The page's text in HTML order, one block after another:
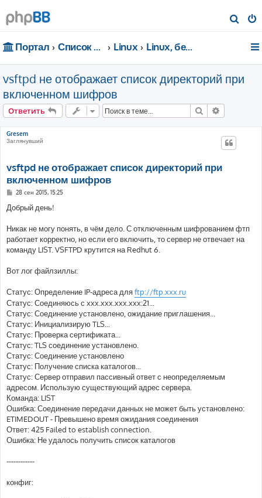
о
к
Портал Список форумов Linux Linux, безопасность, сети
vsftpd не отображает список директорий при
включенном шифров
Ответить Поиск
Gresem
Заглянувший
vsftpd не отображает список директорий при
включенном шифров
С
о
б
е
н
и
е
28 сен 2015, 15:25
Добрый день!
Никак не могу понять, в чём дело. С отключенным шифрованием фтп
работает корректно, но если его включить, то сервер не отвечает на
команду LIST. VSFTPD крутится на Redhut 6.
Вот лог файлзиллы:
Статус: Определение IP-адреса дляftp://ftp.xxx.ru
Статус: Соединяюсь с xxx.xxx.xxx.xxx:21...
Статус: Соединение установлено, ожидание приглашения...
Статус: Инициализирую TLS...
Статус: Проверка сертификата...
Статус: TLS соединение установлено.
Статус: Соединение установлено
Статус: Получение списка каталогов...
Статус: Сервер отправил пассивный ответ с неопределяемым
адресом. Использую существующий адрес сервера.
Команда: LIST
Ошибка: Соединение передачи данных не может быть установлено:
ETIMEDOUT - Превышено время ожидания соединения
Ответ: 425 Failed to establish connection.
Ошибка: Не удалось получить список каталогов
------------
конфиг: